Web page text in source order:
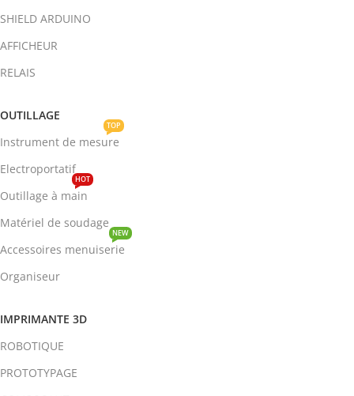
SHIELD ARDUINO
AFFICHEUR
RELAIS
OUTILLAGE
Instrument de mesure
TOP
Electroportatif
Outillage à main
HOT
Matériel de soudage
Accessoires menuiserie
NEW
Organiseur
IMPRIMANTE 3D
ROBOTIQUE
PROTOTYPAGE